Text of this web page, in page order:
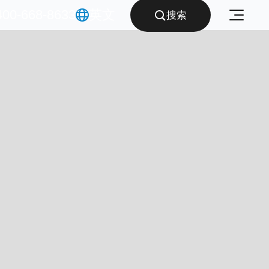
668-8633  搜索